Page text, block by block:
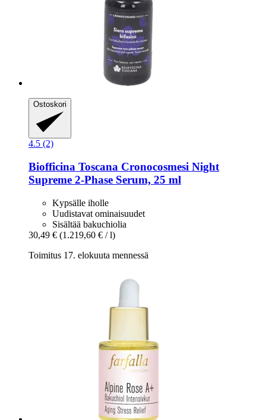
Ostoskori
4.5 (2)
Biofficina Toscana Cronocosmesi Night
Supreme 2-​Phase Serum, 25 ml
Kypsälle iholle
Uudistavat ominaisuudet
Sisältää bakuchiolia
30,49 € (1.219,60 € / l)
Toimitus 17. elokuuta mennessä